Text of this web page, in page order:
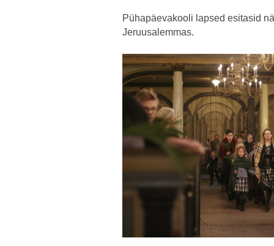
Pühapäevakooli lapsed esitasid
Jeruusalemmas.